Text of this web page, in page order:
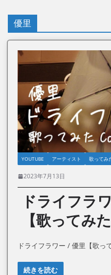
優里
YOUTUBE アーティスト 歌ってみ
2023年7月13日
ドライフラ
【歌ってみた
ドライフラワー / 優里【歌っ
続きを読む